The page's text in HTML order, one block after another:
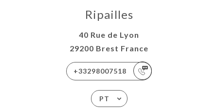
Ripailles
40 Rue de Lyon
29200 Brest France
+33298007518
PT